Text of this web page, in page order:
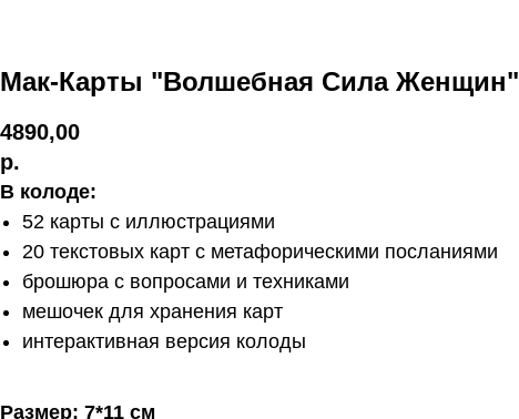
Мак-Карты "Волшебная Сила Женщин"
4890,00
р.
В колоде:
52 карты с иллюстрациями
20 текстовых карт с метафорическими посланиями
брошюра с вопросами и техниками
мешочек для хранения карт
интерактивная версия колоды
Размер: 7*11 см